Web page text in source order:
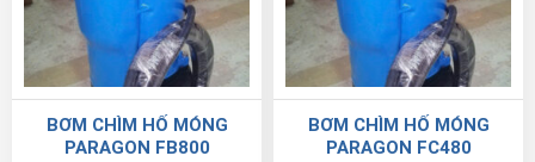
BƠM CHÌM HỐ MÓNG
PARAGON FB800
BƠM CHÌM HỐ MÓNG
PARAGON FC480